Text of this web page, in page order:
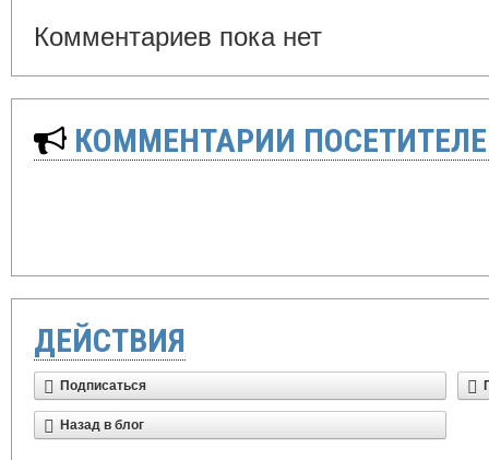
Комментариев пока нет
КОММЕНТАРИИ
ДЕЙСТВИЯ
Подписаться
Назад в блог